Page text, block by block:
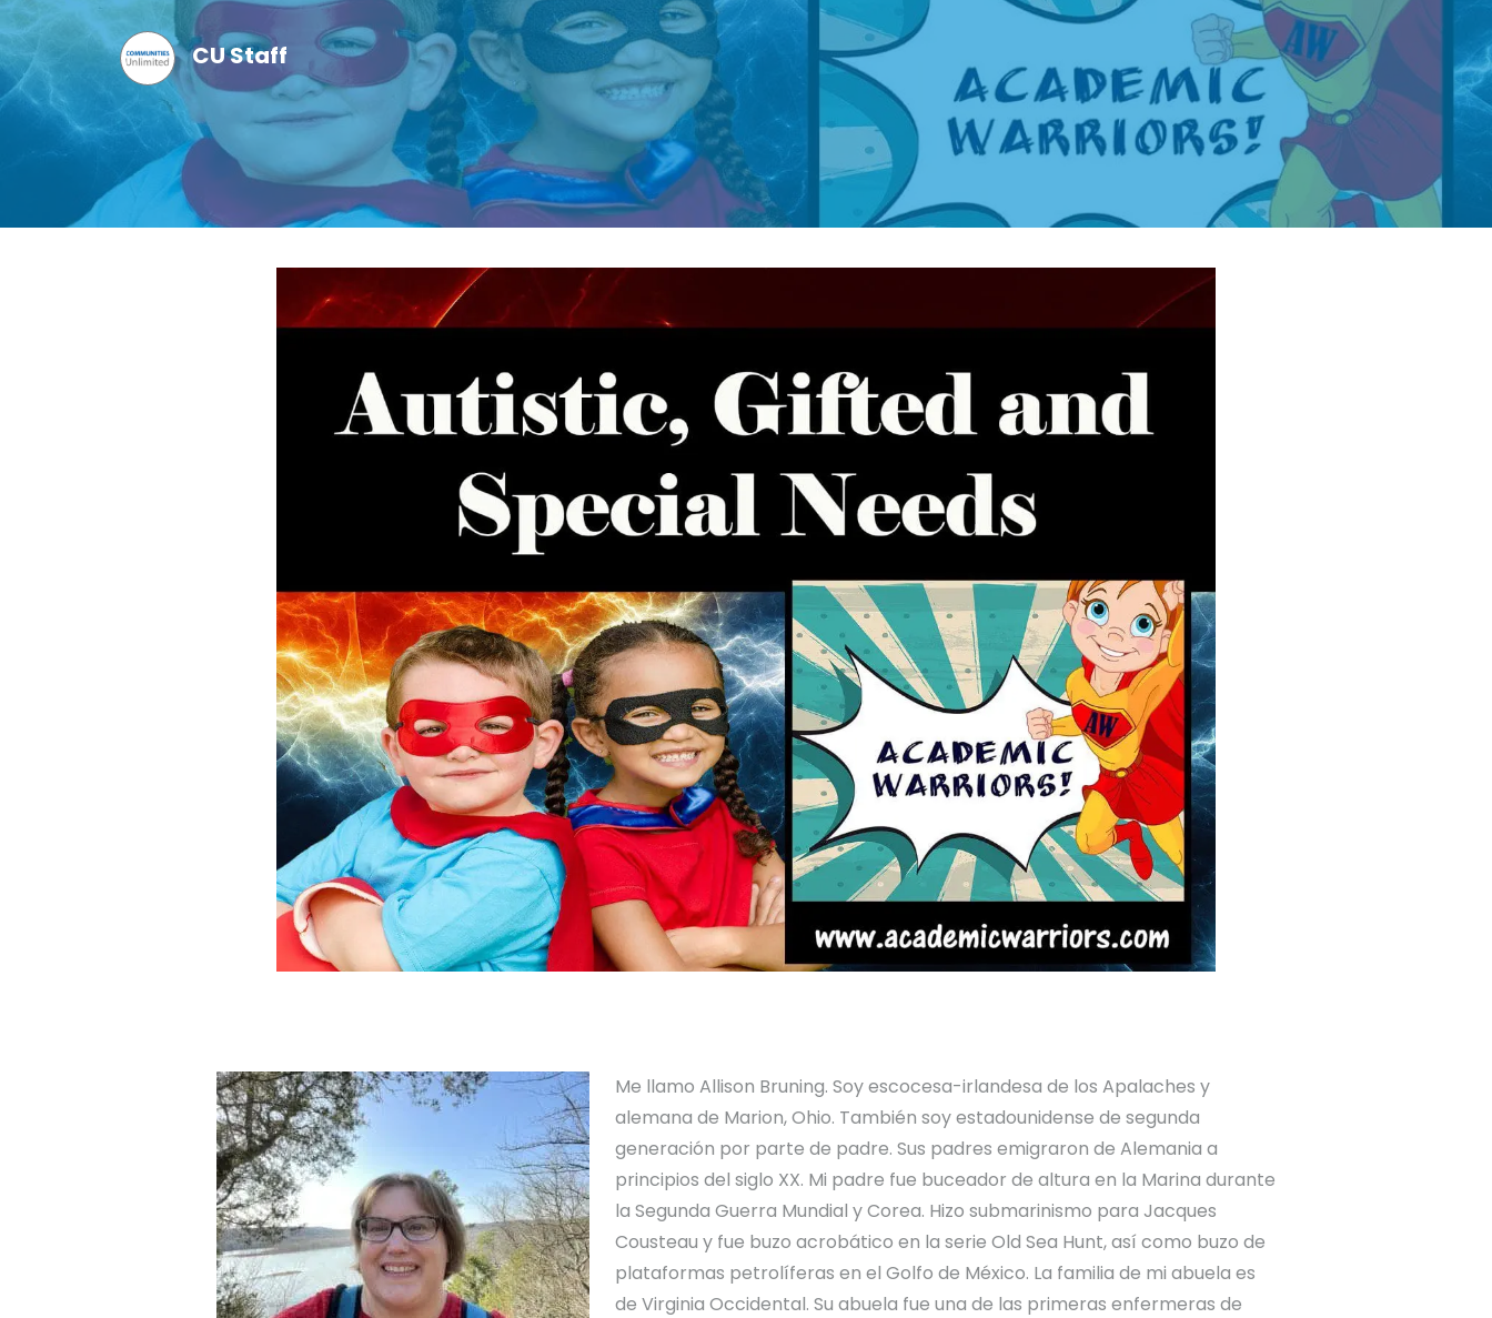
CU Staff
Me llamo Allison Bruning. Soy escocesa-irlandesa de los Apalaches y
alemana de Marion, Ohio. También soy estadounidense de segunda
generación por parte de padre. Sus padres emigraron de Alemania a
principios del siglo XX. Mi padre fue buceador de altura en la Marina durante
la Segunda Guerra Mundial y Corea. Hizo submarinismo para Jacques
Cousteau y fue buzo acrobático en la serie Old Sea Hunt, así como buzo de
plataformas petrolíferas en el Golfo de México. La familia de mi abuela es
de Virginia Occidental. Su abuela fue una de las primeras enfermeras de